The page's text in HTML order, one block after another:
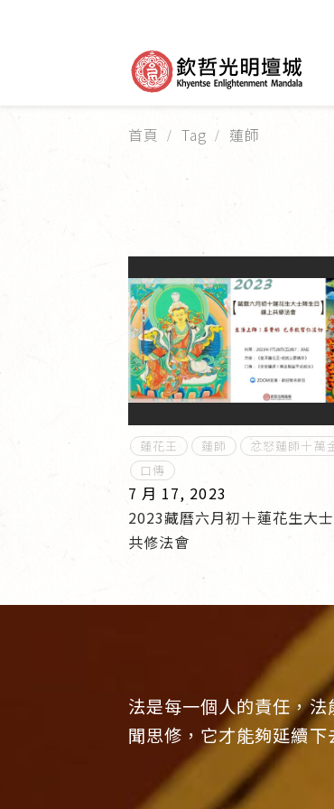
首頁 Tag 蓮師
蓮花王 蓮師
忿怒蓮師十萬
口傳
7 月 17, 2023
2023藏曆六月初十蓮花生大
共修法會
法是每一個人的責任，
聞思修，它才能夠延續下